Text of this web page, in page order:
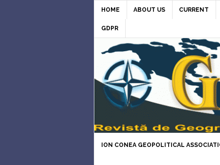
HOME ABOUT US CURRENT
GDPR
ION CONEA GEOPOLITICAL